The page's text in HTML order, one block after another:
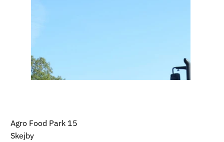
Agro Food Park 15
Skejby